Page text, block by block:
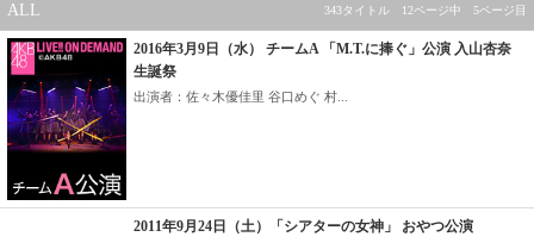
ALL 343タイトル 12ページ中 5ページ目
2016年3月9日（水） チームA 「M.T.に捧ぐ」公演 入山杏奈
生誕祭
出演者：佐々木優佳里 谷口めぐ 村...
2011年9月24日（土）「シアターの女神」 おやつ公演